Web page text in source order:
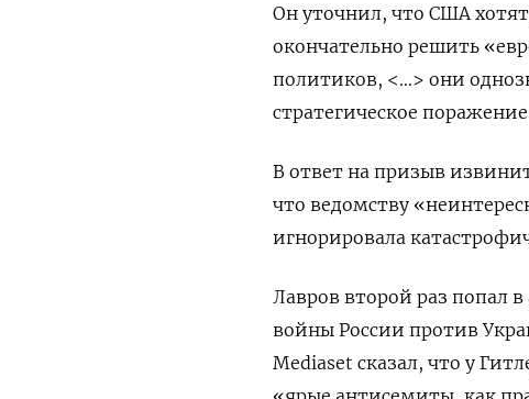
Он уточнил, что США
окончательно решить
политиков, <…> они
стратегическое
В ответ на призыв
что ведомству
игнорировала
Лавров второй раз попал
войны России против
Mediaset сказал, что у